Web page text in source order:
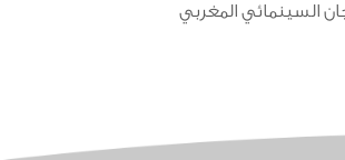
السينمائي المغربي